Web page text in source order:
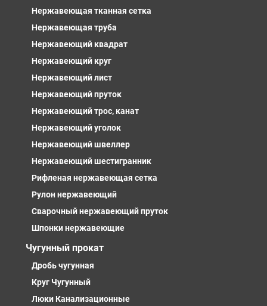
Нержавеющая тканная сетка
Нержавеющая труба
Нержавеющий квадрат
Нержавеющий круг
Нержавеющий лист
Нержавеющий пруток
Нержавеющий трос, канат
Нержавеющий уголок
Нержавеющий швеллер
Нержавеющий шестигранник
Рифленая нержавеющая сетка
Рулон нержавеющий
Сварочный нержавеющий пруток
Шпонки нержавеющие
Чугунный прокат
Дробь чугунная
Круг Чугунный
Люки Канализационные